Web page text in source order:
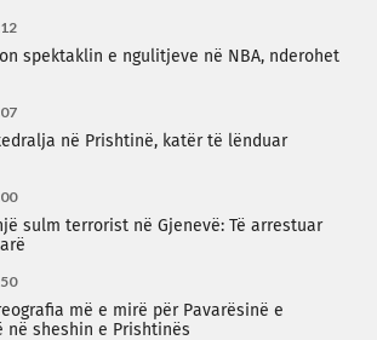
spektaklin e ngulitjeve në NBA, nderohet
në Prishtinë, katër të lënduar
sulm terrorist në Gjenevë: Të arrestuar
më e mirë për Pavarësinë e
në sheshin e Prishtinës